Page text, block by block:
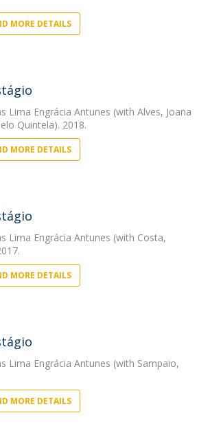
MORE DETAILS
Lima Engrácia Antunes (with Alves, Joana
Quintela). 2018.
MORE DETAILS
Lima Engrácia Antunes (with Costa,
MORE DETAILS
Lima Engrácia Antunes (with Sampaio,
MORE DETAILS